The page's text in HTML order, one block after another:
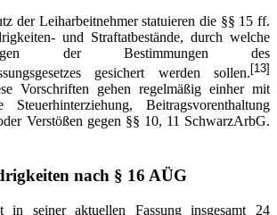
der Leiharbeitnehmer statuieren die §§ 15 ff.
und Straftatbestände, durch welche
der Bestimmungen des
gesichert werden sollen. [13]
Vorschriften gehen regelmäßig einher mit
Beitragsvorenthaltung
Verstößen gegen §§ 10, 11 SchwarzArbG.
nach § 16 AÜG
seiner aktuellen Fassung insgesamt 24